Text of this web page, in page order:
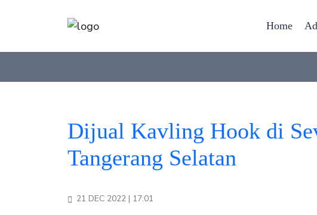
Home
Dijual Kavling Hook di
Tangerang Selatan
21 DEC 2022 | 17:01